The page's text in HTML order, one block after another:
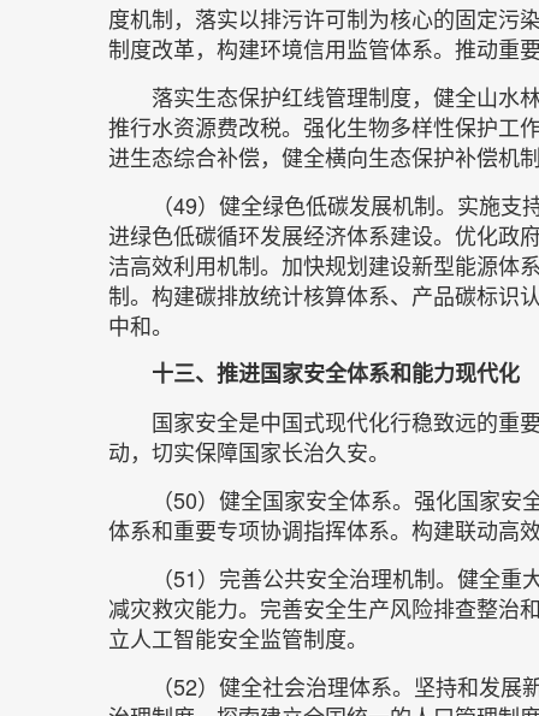
度机制，落实以排污许可制为核心的固定污
制度改革，构建环境信用监管体系。推动重
落实生态保护红线管理制度，健全山水
推行水资源费改税。强化生物多样性保护工
进生态综合补偿，健全横向生态保护补偿机
（49）健全绿色低碳发展机制。实施
进绿色低碳循环发展经济体系建设。优化政
洁高效利用机制。加快规划建设新型能源体
制。构建碳排放统计核算体系、产品碳标识
中和。
十三、推进国家安全体系和能力现代化
国家安全是中国式现代化行稳致远的重
动，切实保障国家长治久安。
（50）健全国家安全体系。强化国家
体系和重要专项协调指挥体系。构建联动高
（51）完善公共安全治理机制。健全
减灾救灾能力。完善安全生产风险排查整治
立人工智能安全监管制度。
（52）健全社会治理体系。坚持和发